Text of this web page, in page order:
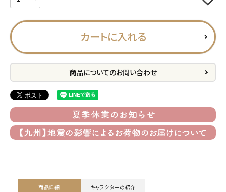
ご利用ガイド
よくあるご質問
プライバシーポリシー
ACCOUNT MENU
ようこそ ゲスト 様
meeting_room ログイン person 会員登録
カートに入れる
商品についてのお問い合わせ
商品詳細 キャラクターの紹介